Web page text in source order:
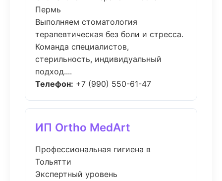
Пермь
Выполняем стоматология
терапевтическая без боли и стресса.
Команда специалистов,
стерильность, индивидуальный
подход....
Телефон: +7 (990) 550-61-47
ИП Ortho MedArt
Профессиональная гигиена в
Тольятти
Экспертный уровень